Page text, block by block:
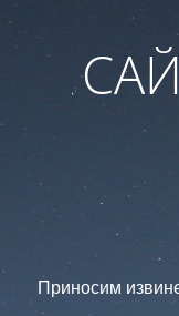
Приносим